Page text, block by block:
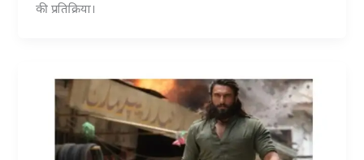
की प्रतिक्रिया।